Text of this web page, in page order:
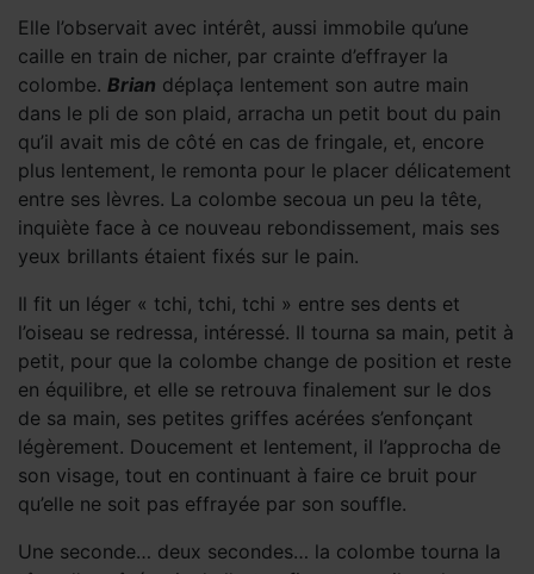
Elle l’observait avec intérêt, aussi immobile qu’une
caille en train de nicher, par crainte d’effrayer la
colombe. Brian déplaça lentement son autre main
dans le pli de son plaid, arracha un petit bout du pain
qu’il avait mis de côté en cas de fringale, et, encore
plus lentement, le remonta pour le placer délicatement
entre ses lèvres. La colombe secoua un peu la tête,
inquiète face à ce nouveau rebondissement, mais ses
yeux brillants étaient fixés sur le pain.
Il fit un léger « tchi, tchi, tchi » entre ses dents et
l’oiseau se redressa, intéressé. Il tourna sa main, petit à
petit, pour que la colombe change de position et reste
en équilibre, et elle se retrouva finalement sur le dos
de sa main, ses petites griffes acérées s’enfonçant
légèrement. Doucement et lentement, il l’approcha de
son visage, tout en continuant à faire ce bruit pour
qu’elle ne soit pas effrayée par son souffle.
Une seconde… deux secondes… la colombe tourna la